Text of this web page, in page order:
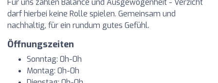
Für uns zählen Balance und Ausgewogenheit - Verzicht
darf hierbei keine Rolle spielen. Gemeinsam und
nachhaltig, für ein rundum gutes Gefühl.
Öffnungszeiten
Sonntag: 0h-0h
Montag: 0h-0h